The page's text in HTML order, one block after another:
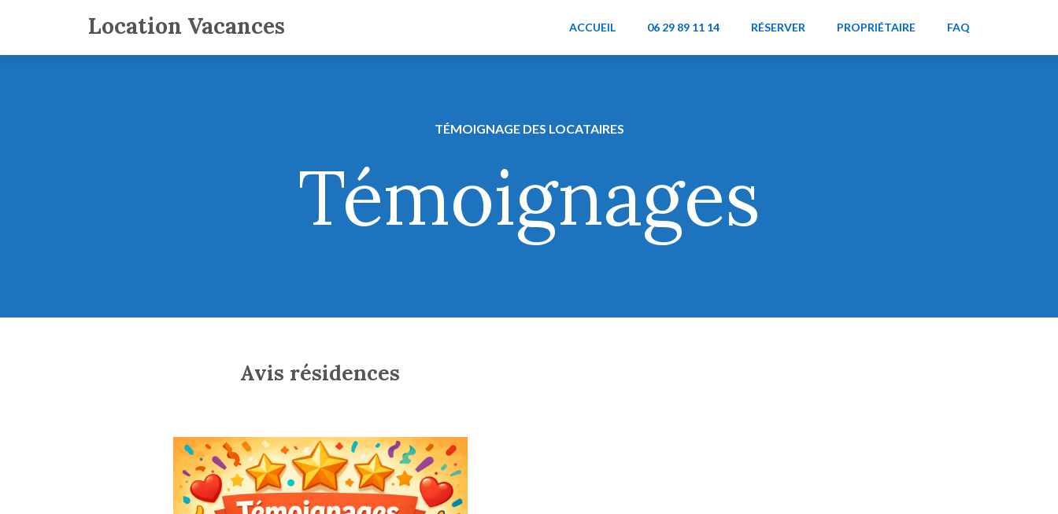
Location Vacances ACCUEIL 06 29 89 11 14 RÉSERVER PROPRIÉTAIRE FAQ
TÉMOIGNAGE DES LOCATAIRES
Témoignages
Avis résidences